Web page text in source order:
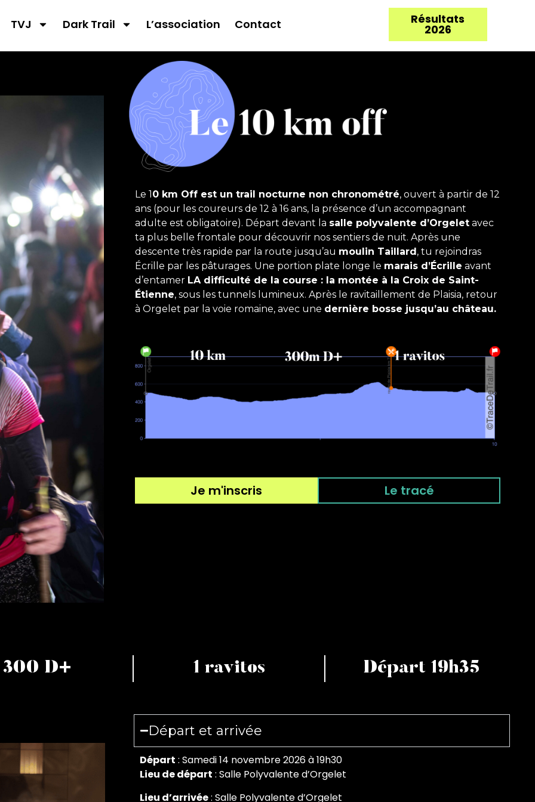
TVJ Dark Trail L’association Contact Résultats
2026
Le 10 km Off est un trail nocturne non chronométré, ouvert à partir de 12
ans (pour les coureurs de 12 à 16 ans, la présence d’un accompagnant
adulte est obligatoire). Départ devant la salle polyvalente d’Orgelet avec
ta plus belle frontale pour découvrir nos sentiers de nuit. Après une
descente très rapide par la route jusqu’au moulin Taillard, tu rejoindras
Écrille par les pâturages. Une portion plate longe le marais d’Écrille avant
d’entamer LA difficulté de la course : la montée à la Croix de Saint-
Étienne, sous les tunnels lumineux. Après le ravitaillement de Plaisia, retour
à Orgelet par la voie romaine, avec une dernière bosse jusqu’au château.
Je m'inscris Le tracé
300 D+ 1 ravitos Départ 19h35
Départ et arrivée
Départ : Samedi 14 novembre 2026 à 19h30
Lieu de départ : Salle Polyvalente d’Orgelet
Lieu d’arrivée: Salle Polyvalente d’Orgelet